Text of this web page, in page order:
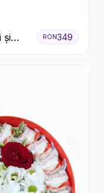
și
RON349